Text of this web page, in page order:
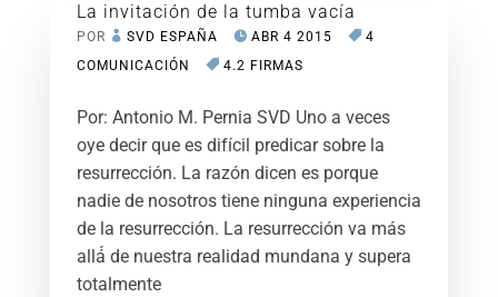
La invitación de la tumba vacía
POR SVD ESPAÑA ABR 4 2015
4
COMUNICACIÓN
4.2 FIRMAS
Por: Antonio M. Pernia SVD Uno a veces
oye decir que es difícil predicar sobre la
resurrección. La razón dicen es porque
nadie de nosotros tiene ninguna experiencia
de la resurrección. La resurrección va más
allá́ de nuestra realidad mundana y supera
totalmente